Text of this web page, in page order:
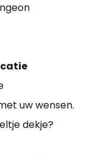
uw wensen.
dekje?